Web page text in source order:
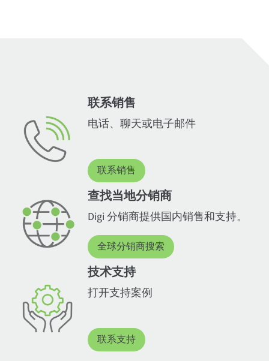
联系销售
电话、聊天或电子邮件
联系销售
查找当地分销商
Digi 分销商提供国内销售和支持。
全球分销商搜索
技术支持
打开支持案例
联系支持